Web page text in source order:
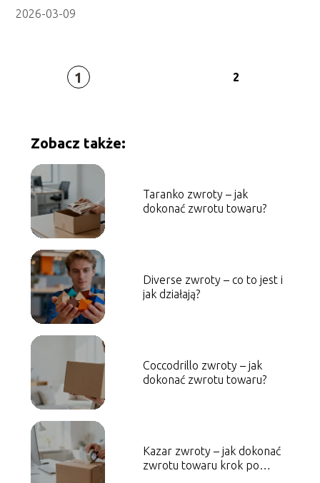
2026-03-09
1 2
Zobacz także:
Taranko zwroty – jak
dokonać zwrotu towaru?
Diverse zwroty – co to jest i
jak działają?
Coccodrillo zwroty – jak
dokonać zwrotu towaru?
Kazar zwroty – jak dokonać
zwrotu towaru krok po